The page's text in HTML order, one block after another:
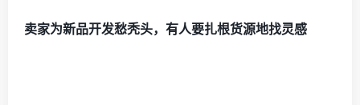
卖家为新品开发愁秃头，有人要扎根货源地找灵感